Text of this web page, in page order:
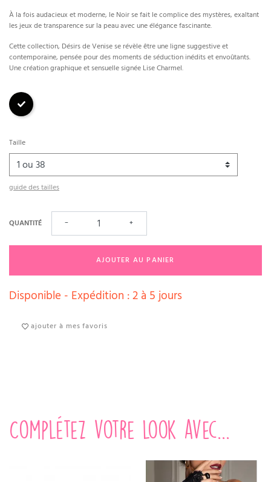
À la fois audacieux et moderne, le Noir se fait le complice des mystères, exaltant
les jeux de transparence sur la peau avec une élégance fascinante.
Cette collection, Désirs de Venise se révèle être une ligne suggestive et
contemporaine, pensée pour des moments de séduction inédits et envoûtants.
Une création graphique et sensuelle signée Lise Charmel.
Noir
Taille
guide des tailles
QUANTITÉ − +
AJOUTER AU PANIER
Disponible - Expédition : 2 à 5 jours
ajouter à mes favoris
Complétez votre look avec...